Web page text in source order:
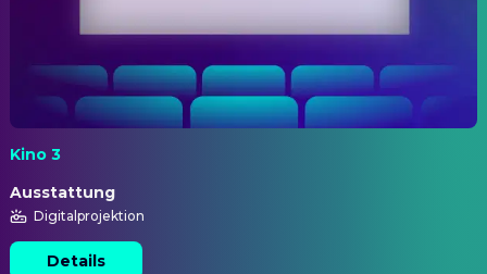
Kino 3
Ausstattung
Digitalprojektion
Details